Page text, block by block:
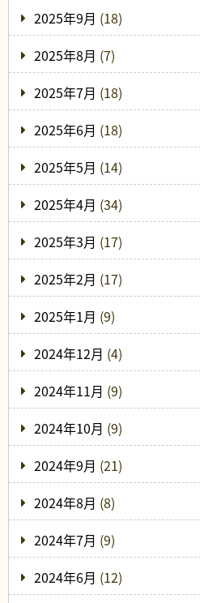
2025年9月 (18)
2025年8月 (7)
2025年7月 (18)
2025年6月 (18)
2025年5月 (14)
2025年4月 (34)
2025年3月 (17)
2025年2月 (17)
2025年1月 (9)
2024年12月 (4)
2024年11月 (9)
2024年10月 (9)
2024年9月 (21)
2024年8月 (8)
2024年7月 (9)
2024年6月 (12)